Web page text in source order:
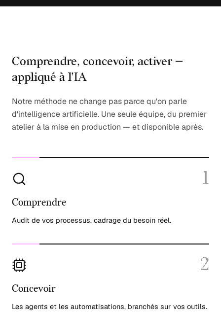
Comprendre, concevoir, activer —
appliqué à l'IA
Notre méthode ne change pas parce qu'on parle
d'intelligence artificielle. Une seule équipe, du premier
atelier à la mise en production — et disponible après.
1
Comprendre
Audit de vos processus, cadrage du besoin réel.
2
Concevoir
Les agents et les automatisations, branchés sur vos outils.